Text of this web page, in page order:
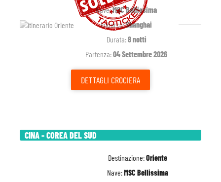
Nave:MSC Bellissima
Imbarco:Shanghai
Durata:8 notti
Partenza:04 Settembre 2026
DETTAGLI CROCIERA
CINA - COREA DEL SUD
Destinazione:Oriente
Nave:MSC Bellissima